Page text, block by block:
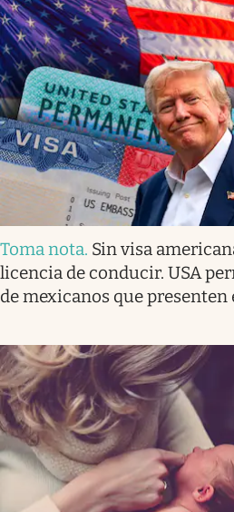
Toma nota. Sin visa
licencia de conducir. USA
de mexicanos que